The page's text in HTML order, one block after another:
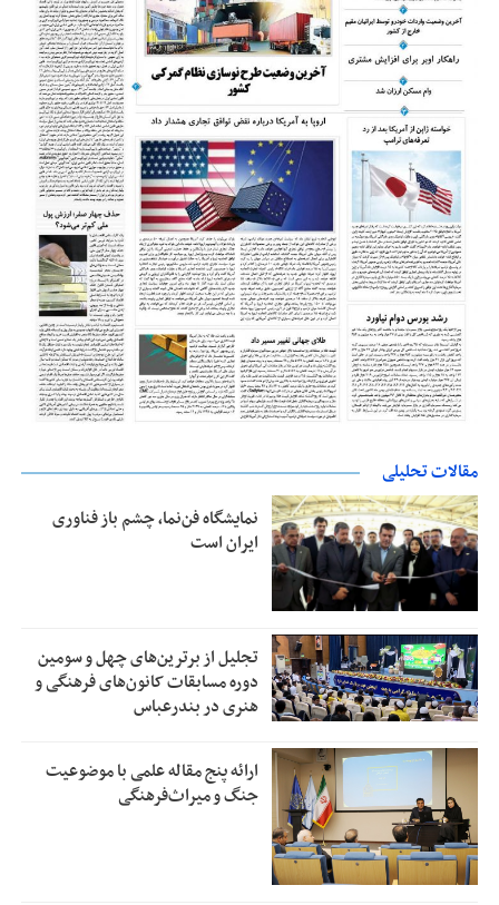
مقالات تحلیلی
نمایشگاه فن‌نما، چشم باز فناوری
ایران است
تجلیل از بر‌ترین‌های چهل و سومین
دوره مسابقات کانون‌های فرهنگی و
هنری در بندرعباس
ارائه پنج مقاله علمی با موضوعیت
جنگ و میراث‌فرهنگی